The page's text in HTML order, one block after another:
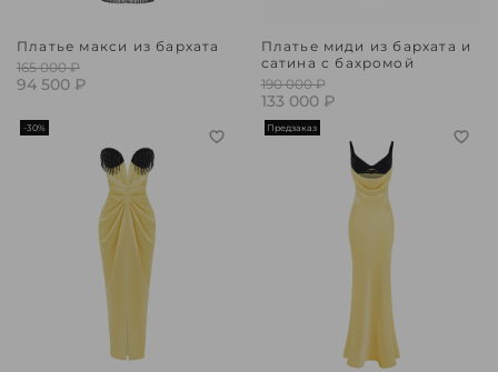
Платье макси из бархата
165 000 ₽
94 500 ₽
Платье миди из бархата и
сатина с бахромой
190 000 ₽
133 000 ₽
-30% Предзаказ